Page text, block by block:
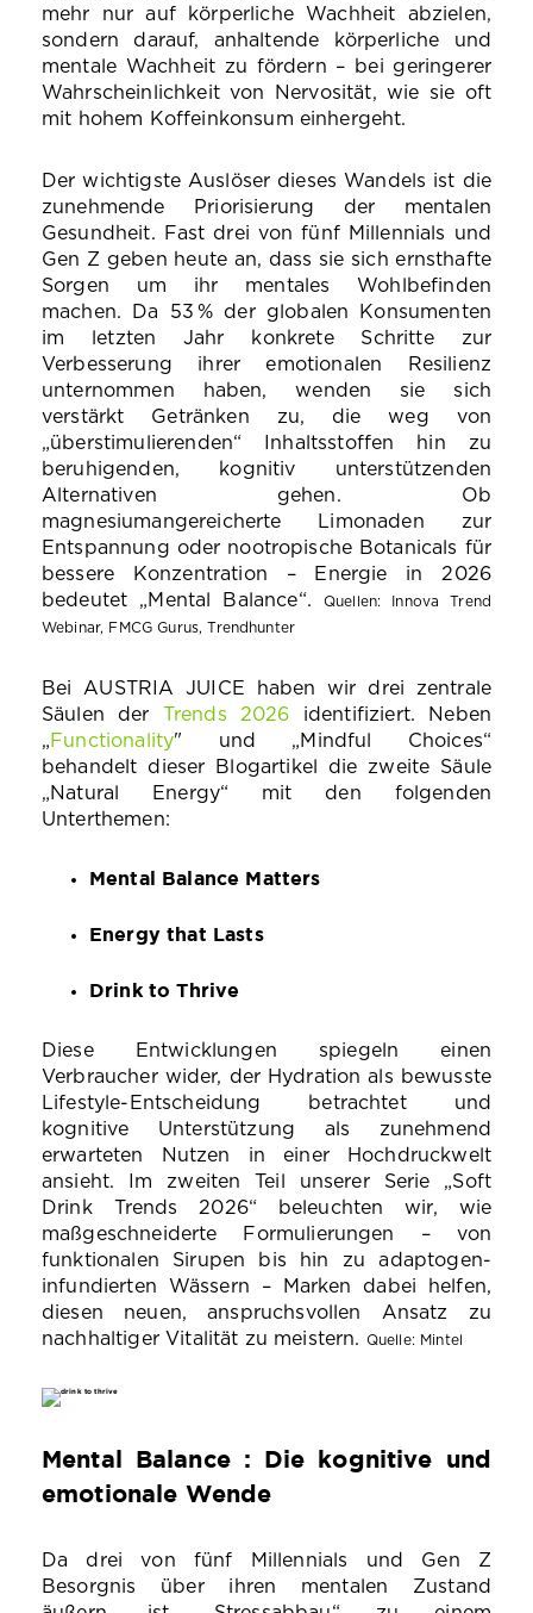
mehr nur auf körperliche Wachheit abzielen,
sondern darauf, anhaltende körperliche und
mentale Wachheit zu fördern – bei geringerer
Wahrscheinlichkeit von Nervosität, wie sie oft
mit hohem Koffeinkonsum einhergeht.
Der wichtigste Auslöser dieses Wandels ist die
zunehmende Priorisierung der mentalen
Gesundheit. Fast drei von fünf Millennials und
Gen Z geben heute an, dass sie sich ernsthafte
Sorgen um ihr mentales Wohlbefinden
machen. Da 53 % der globalen Konsumenten
im letzten Jahr konkrete Schritte zur
Verbesserung ihrer emotionalen Resilienz
unternommen haben, wenden sie sich
verstärkt Getränken zu, die weg von
„überstimulierenden“ Inhaltsstoffen hin zu
beruhigenden, kognitiv unterstützenden
Alternativen gehen. Ob
magnesiumangereicherte Limonaden zur
Entspannung oder nootropische Botanicals für
bessere Konzentration – Energie in 2026
bedeutet „Mental Balance“.
Quellen: Innova Trend
Webinar, FMCG Gurus, Trendhunter
Bei AUSTRIA JUICE haben wir drei zentrale
Säulen der
Trends 2026 identifiziert. Neben
„Functionality" und „Mindful Choices“
behandelt dieser Blogartikel die zweite Säule
„Natural Energy“ mit den folgenden
Unterthemen:
Mental Balance Matters
Energy that Lasts
Drink to Thrive
Diese Entwicklungen spiegeln einen
Verbraucher wider, der Hydration als bewusste
Lifestyle-Entscheidung betrachtet und
kognitive Unterstützung als zunehmend
erwarteten Nutzen in einer Hochdruckwelt
ansieht. Im zweiten Teil unserer Serie „Soft
Drink Trends 2026“ beleuchten wir, wie
maßgeschneiderte Formulierungen – von
funktionalen Sirupen bis hin zu adaptogen-
infundierten Wässern – Marken dabei helfen,
diesen neuen, anspruchsvollen Ansatz zu
nachhaltiger Vitalität zu meistern. Quelle: Mintel
Mental Balance : Die kognitive und
emotionale Wende
Da drei von fünf Millennials und Gen Z
Besorgnis über ihren mentalen Zustand